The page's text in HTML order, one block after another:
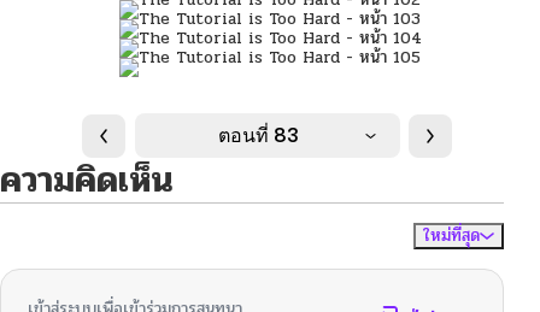
ตอนที่ 83
ความคิดเห็น
ใหม่ที่สุด